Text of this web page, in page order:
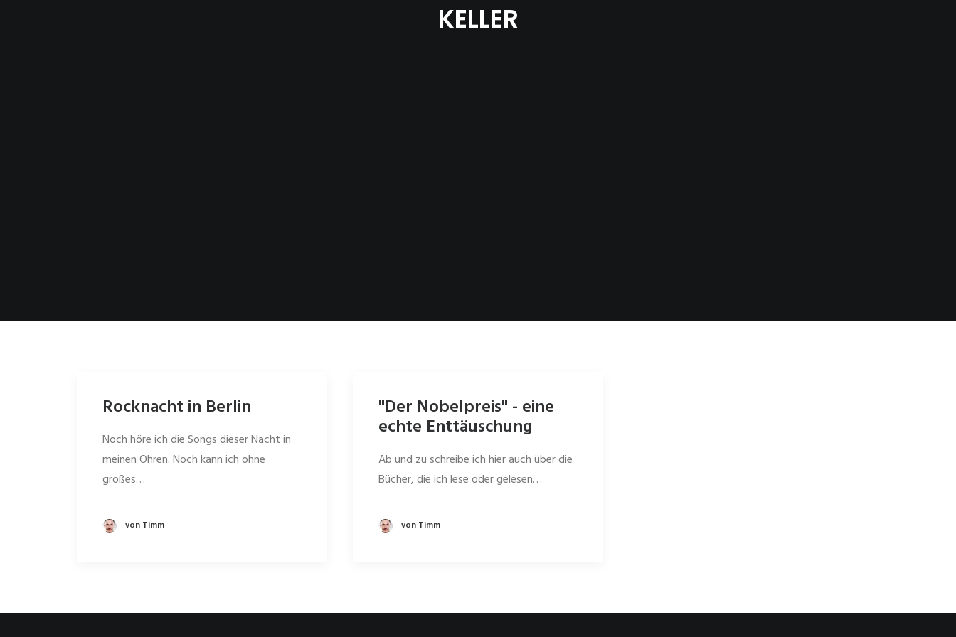
KELLER
Rocknacht in Berlin
Noch höre ich die Songs dieser Nacht in
meinen Ohren. Noch kann ich ohne
großes…
von Timm
"Der Nobelpreis" - eine
echte Enttäuschung
Ab und zu schreibe ich hier auch über die
Bücher, die ich lese oder gelesen…
von Timm